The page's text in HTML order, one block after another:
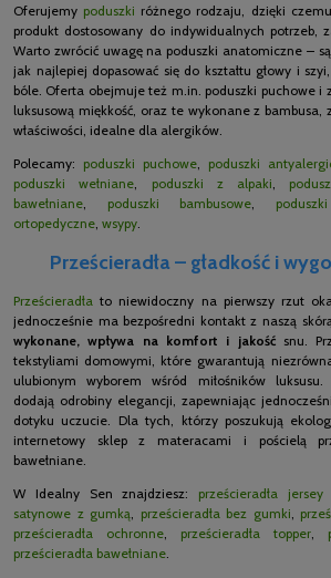
Oferujemy poduszki różnego rodzaju, dzięki
produkt dostosowany do indywidualnych potrzeb,
Warto zwrócić uwagę na poduszki anatomiczne –
jak najlepiej dopasować się do kształtu głowy i
bóle. Oferta obejmuje też m.in. poduszki puchowe i
luksusową miękkość, oraz te wykonane z
właściwości, idealne dla alergików.
Polecamy: poduszki puchowe poduszki
poduszki wełniane
poduszki z alpaki
bawełniane
poduszki bambusowe
ortopedyczne wsypy
Prześcieradła – gładkość i
Prześcieradła to niewidoczny na pierwszy rzut
jednocześnie ma bezpośredni kontakt z naszą
wykonane, wpływa na komfort i jakośćsnu.
tekstyliami domowymi, które gwarantują
ulubionym wyborem wśród miłośników luksusu.
dodają odrobiny elegancji, zapewniając
dotyku uczucie. Dla tych, którzy poszukują
internetowy sklep z materacami i pościelą
bawełniane.
W Idealny Sen znajdziesz: prześcieradła
satynowe z gumką
prześcieradła bez gumki
prześcieradła ochronne
prześcieradła topper
prześcieradła bawełniane